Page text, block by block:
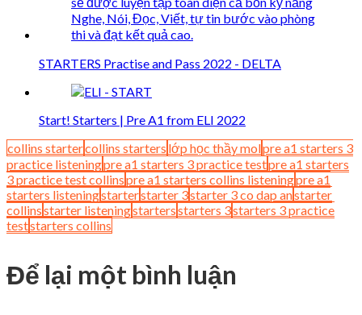
STARTERS Practise and Pass 2022 - DELTA
Start! Starters | Pre A1 from ELI 2022
collins startercollins starters lớp học thầy molpre a1 starters 3
practice listeningpre a1 starters 3 practice testpre a1 starters
3 practice test collinspre a1 starters collins listeningpre a1
starters listeningstarterstarter 3starter 3 co dap anstarter
collinsstarter listeningstartersstarters 3starters 3 practice
teststarters collins
Để lại một bình luận